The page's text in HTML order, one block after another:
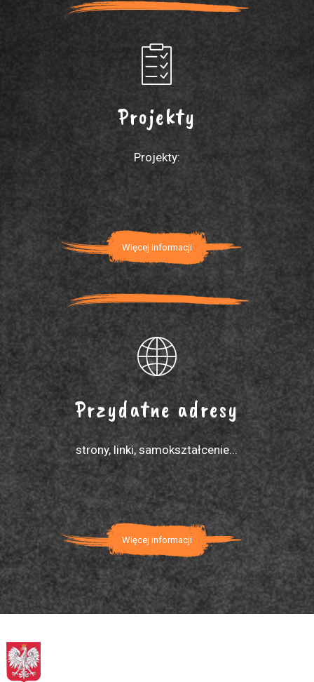
Projekty
Projekty:
Więcej informacji
Przydatne adresy
strony, linki, samokształcenie...
Więcej informacji